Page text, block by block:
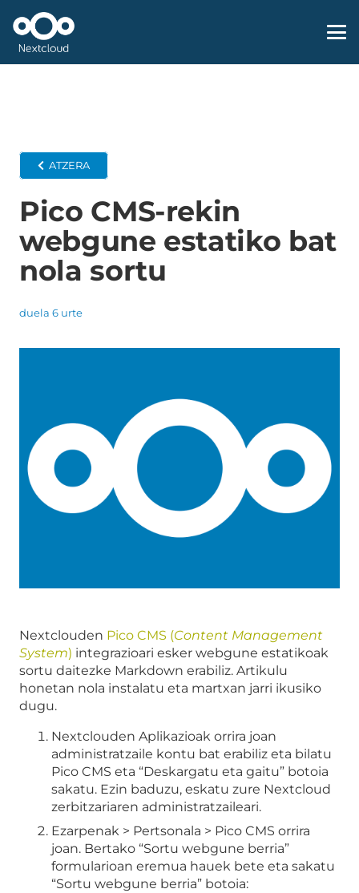
ATZERA
Pico CMS-rekin
webgune estatiko bat
nola sortu
duela 6 urte
Nextclouden Pico CMS (Content Management
System) integrazioari esker webgune estatikoak
sortu daitezke Markdown erabiliz. Artikulu
honetan nola instalatu eta martxan jarri ikusiko
dugu.
Nextclouden Aplikazioak orrira joan
administratzaile kontu bat erabiliz eta bilatu
Pico CMS eta “Deskargatu eta gaitu” botoia
sakatu. Ezin baduzu, eskatu zure Nextcloud
zerbitzariaren administratzaileari.
Ezarpenak > Pertsonala > Pico CMS orrira
joan. Bertako “Sortu webgune berria”
formularioan eremua hauek bete eta sakatu
“Sortu webgune berria” botoia: